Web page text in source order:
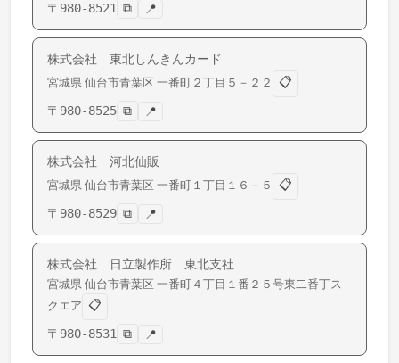
〒 980-8521 ⧉ 📍
株式会社 東北しんきんカード
宮城県 仙台市青葉区 一番町 ２丁目５－２２
📋
〒 980-8525 ⧉ 📍
株式会社 河北仙販
宮城県 仙台市青葉区 一番町 １丁目１６－５
📋
〒 980-8529 ⧉ 📍
株式会社 日立製作所 東北支社
宮城県 仙台市青葉区 一番町 ４丁目１番２５号東二番丁ス
クエア 📋
〒 980-8531 ⧉ 📍